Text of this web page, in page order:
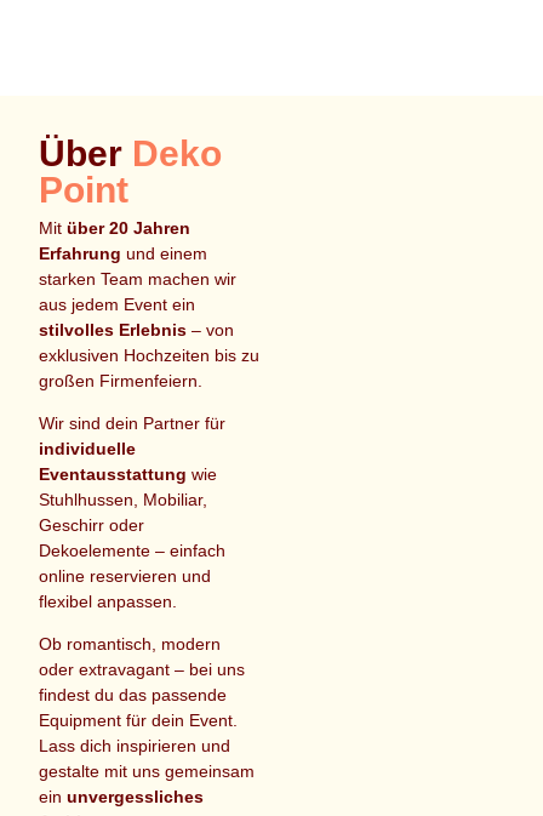
Über Deko
Point
Mit über 20 Jahren
Erfahrung und einem
starken Team machen wir
aus jedem Event ein
stilvolles Erlebnis – von
exklusiven Hochzeiten bis zu
großen Firmenfeiern.
Wir sind dein Partner für
individuelle
Eventausstattung wie
Stuhlhussen, Mobiliar,
Geschirr oder
Dekoelemente – einfach
online reservieren und
flexibel anpassen.
Ob romantisch, modern
oder extravagant – bei uns
findest du das passende
Equipment für dein Event.
Lass dich inspirieren und
gestalte mit uns gemeinsam
einunvergessliches